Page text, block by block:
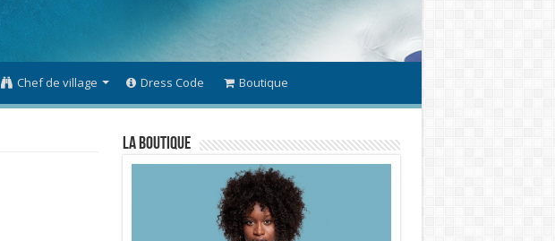
Chef de village Dress Code Boutique
La Boutique